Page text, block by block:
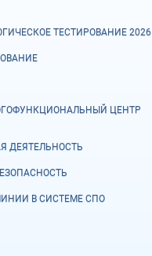
ТЕСТИРОВАНИЕ 2026
ЦЕНТР
ДЕЯТЕЛЬНОСТЬ
В СИСТЕМЕ СПО